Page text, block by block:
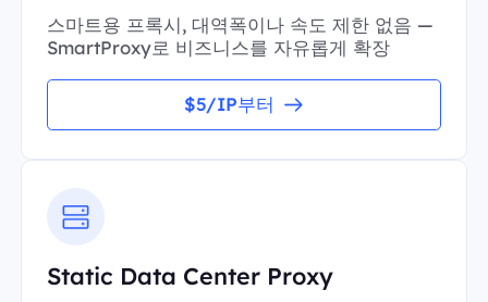
스마트용 프록시, 대역폭이나 속도 제한 없음 —
SmartProxy로 비즈니스를 자유롭게 확장
$5/IP부터
Static Data Center Proxy